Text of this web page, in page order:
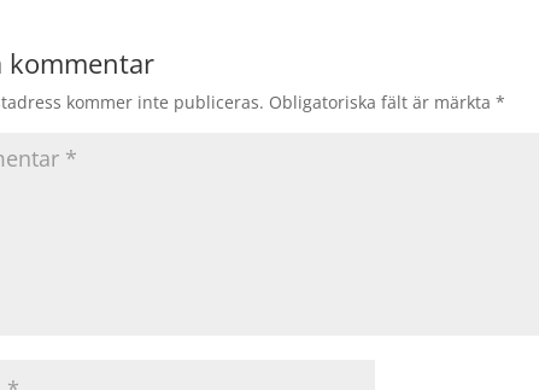
kommentar
kommer inte publiceras. Obligatoriska fält är märkta *